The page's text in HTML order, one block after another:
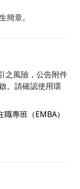
簡章。
之風險，公告附件
。請確認使用環
專班（EMBA）